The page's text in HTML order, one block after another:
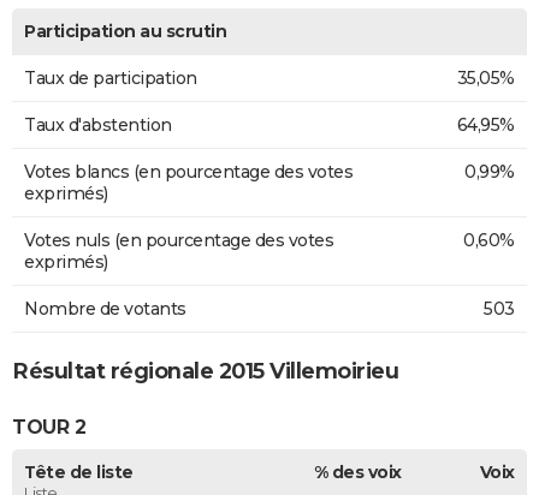
Participation au scrutin
Taux de participation 35,05%
Taux d'abstention 64,95%
Votes blancs (en pourcentage des votes
exprimés)
0,99%
Votes nuls (en pourcentage des votes
exprimés)
0,60%
Nombre de votants 503
Résultat régionale 2015 Villemoirieu
TOUR 2
Tête de liste % des voix Voix